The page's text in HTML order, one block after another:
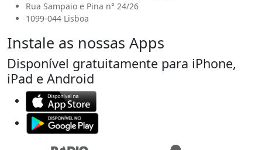
Rua Sampaio e Pina n° 24/26
1099-044 Lisboa
Instale as nossas Apps
Disponível gratuitamente para iPhone,
iPad e Android